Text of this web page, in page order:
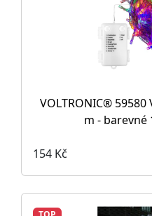
VOLTRONIC®
m - barevné
154 Kč